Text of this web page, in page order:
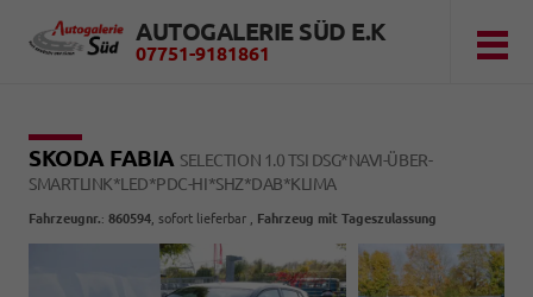
AUTOGALERIE SÜD E.K
07751-9181861
SKODA FABIA SELECTION 1.0 TSI DSG*NAVI-ÜBER-
SMARTLINK*LED*PDC-HI*SHZ*DAB*KLIMA
Fahrzeugnr.: 860594 sofort lieferbar Fahrzeug mit Tageszulassung